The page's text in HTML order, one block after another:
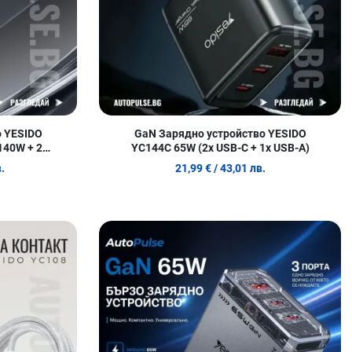
+ 2x
GaN Зарядно устройство YESIDO
YC144C 65W (2x USB-C + 1x USB-A)
21,99 € / 43,01 лв.
Добави в любими
Сравни продукт
Quick View